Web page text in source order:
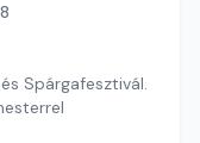
Spárgafesztivál.